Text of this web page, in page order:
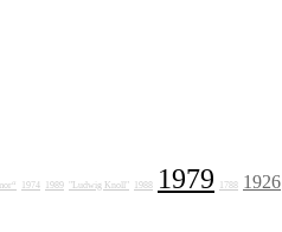
1974 1989 "Ludwig Knoll" 1988 1979 1788 1926